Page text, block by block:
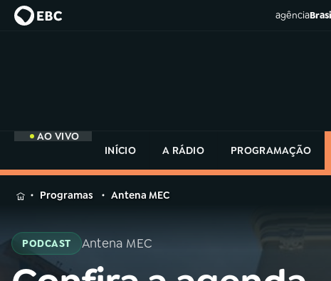
agência
AO VIVO
INÍCIO
A RÁDIO PROGRAMAÇÃO
MENU
Buscar
na
Rádio
Programas Antena MEC
PODCAST Antena MEC